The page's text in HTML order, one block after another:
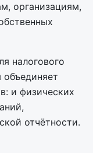
организациям,
налогового
и физических
отчётности.